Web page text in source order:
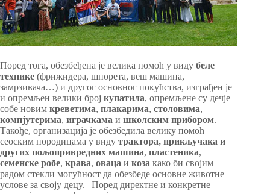
Поред тога, обезбеђена је велика помоћ у виду беле
технике (фрижидера, шпорета, веш машина,
замрзивача…) и другог основног покућства, изграђен је
и опремљен велики број купатила, опремљене су дечје
собе новим креветима, плакарима, столовима,
компјутерима, играчкама и школским прибором.
Такође, организација је обезбедила велику помоћ
сеоским породицама у виду трактора, прикључака и
других пољопривредних машина, пластеника,
семенске робе, крава, оваца и коза како би својим
радом стекли могућност да обезбеде основне животне
услове за своју децу. Поред директне и конкретне